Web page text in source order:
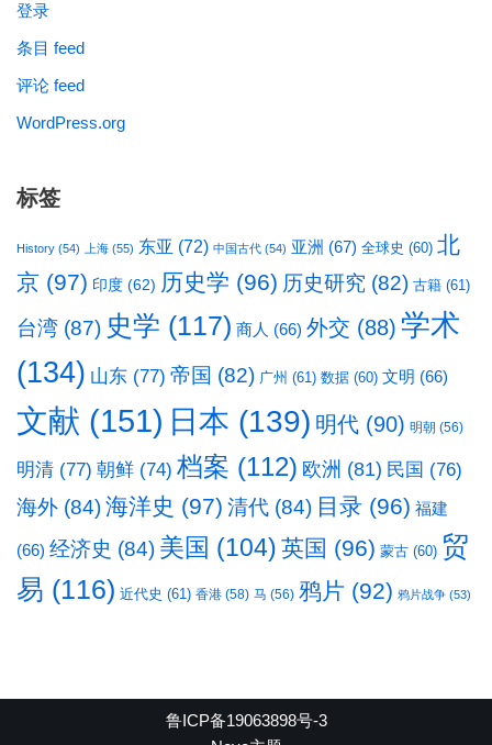
登录
条目 feed
评论 feed
WordPress.org
标签
History (54) 上海 (55) 东亚 (72) 中国古代 (54) 亚洲 (67) 全球史 (60) 北
京 (97) 印度 (62) 历史学 (96) 历史研究 (82) 古籍 (61)
台湾 (87) 史学 (117) 商人 (66) 外交 (88) 学术
(134) 山东 (77) 帝国 (82) 广州 (61) 数据 (60) 文明 (66)
文献 (151) 日本 (139) 明代 (90) 明朝 (56)
明清 (77) 朝鲜 (74) 档案 (112) 欧洲 (81) 民国 (76)
海外 (84)海洋史 (97) 清代 (84) 目录 (96) 福建
(66) 经济史 (84) 美国 (104) 英国 (96) 蒙古 (60) 贸
易 (116) 近代史 (61) 香港 (58) 马 (56) 鸦片 (92) 鸦片战争 (53)
鲁ICP备19063898号-3